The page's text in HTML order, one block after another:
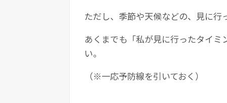
ただし、季節や天候などの、見に行
あくまでも「私が見に行ったタイ
い。
（※一応予防線を引いておく）